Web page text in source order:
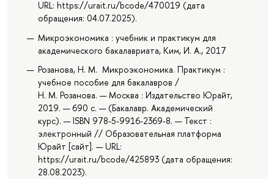
URL: https://urait.ru/bcode/470019 (дата
обращения: 04.07.2025).
Микроэкономика : учебник и практикум для
академического бакалавриата, Ким, И. А., 2017
Розанова, Н. М. Микроэкономика. Практикум :
учебное пособие для бакалавров /
Н. М. Розанова. — Москва : Издательство Юрайт,
2019. — 690 с. — (Бакалавр. Академический
курс). — ISBN 978-5-9916-2369-8. — Текст :
электронный // Образовательная платформа
Юрайт [сайт]. — URL:
https://urait.ru/bcode/425893 (дата обращения:
28.08.2023).